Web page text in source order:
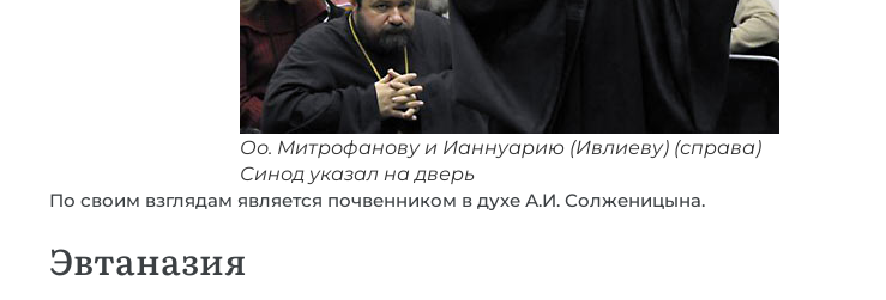
Оо. Митрофанову и Ианнуарию (Ивлиеву) (справа)
Синод указал на дверь
По своим взглядам является почвенником в духе А.И. Солженицына.
Эвтаназия